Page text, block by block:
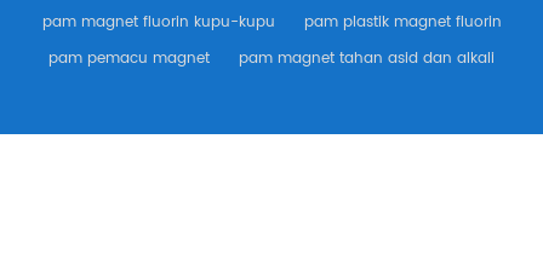
pam magnet fluorin kupu-kupu
pam plastik magnet fluorin
pam pemacu magnet
pam magnet tahan asid dan alkali